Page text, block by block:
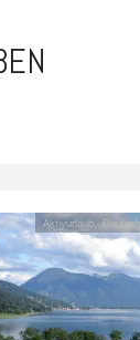
Aktivurlaub ,